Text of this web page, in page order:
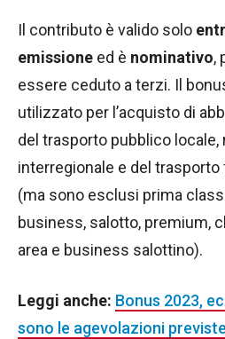
Il contributo è valido solo
emissione ed è nominativo,
essere ceduto a terzi. Il
utilizzato per l’acquisto di
del trasporto pubblico locale,
interregionale e del
(ma sono esclusi prima
business, salotto, premium,
area e business salottino).
Leggi anche: Bonus 2023,
sono le agevolazioni previste